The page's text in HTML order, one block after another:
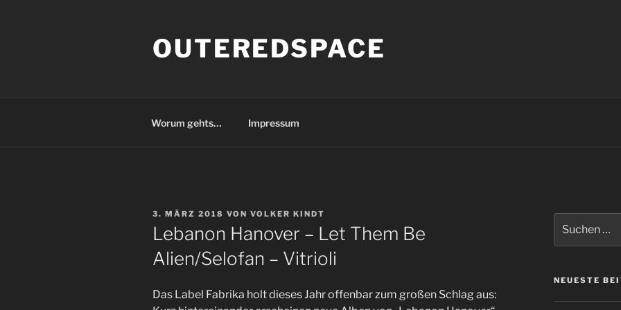
OUTEREDSPACE
Worum gehts… Impressum
VERÖFFENTLICHT
AM
3. MÄRZ 2018 VON VOLKER KINDT
Lebanon Hanover – Let Them Be
Alien/Selofan – Vitrioli
Das Label Fabrika holt dieses Jahr offenbar zum großen Schlag aus:
nach:
NEUESTE